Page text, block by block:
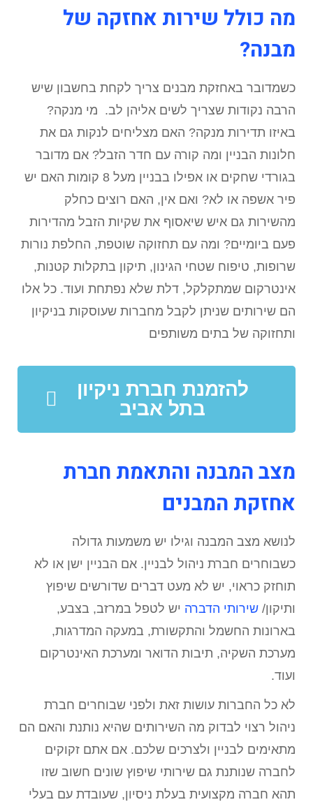
מה כולל שירות אחזקה של
מבנה?
כשמדובר באחזקת מבנים צריך לקחת בחשבון שיש
הרבה נקודות שצריך לשים אליהן לב. מי מנקה?
באיזו תדירות מנקה? האם מצליחים לנקות גם את
חלונות הבניין ומה קורה עם חדר הזבל? אם מדובר
בגורדי שחקים או אפילו בבניין מעל 8 קומות האם יש
פיר אשפה או לא? ואם אין, האם רוצים כחלק
מהשירות גם איש שיאסוף את שקיות הזבל מהדירות
פעם ביומיים? ומה עם תחזוקה שוטפת, החלפת נורות
שרופות, טיפוח שטחי הגינון, תיקון בתקלות קטנות,
אינטרקום שמתקלקל, דלת שלא נפתחת ועוד. כל אלו
הם שירותים שניתן לקבל מחברות שעוסקות בניקיון
ותחזוקה של בתים משותפים
להזמנת חברת ניקיון
בתל אביב
מצב המבנה והתאמת חברת
אחזקת המבנים
לנושא מצב המבנה וגילו יש משמעות גדולה
כשבוחרים חברת ניהול לבניין. אם הבניין ישן או לא
תוחזק כראוי, יש לא מעט דברים שדורשים שיפוץ
ותיקון/ שירותי הדברה יש לטפל במרזב, בצבע,
בארונות החשמל והתקשורת, במעקה המדרגות,
מערכת השקיה, תיבות הדואר ומערכת האינטרקום
ועוד.
לא כל החברות עושות זאת ולפני שבוחרים חברת
ניהול רצוי לבדוק מה השירותים שהיא נותנת והאם הם
מתאימים לבניין ולצרכים שלכם. אם אתם זקוקים
לחברה שנותנת גם שירותי שיפוץ שונים חשוב שזו
תהא חברה מקצועית בעלת ניסיון, שעובדת עם בעלי